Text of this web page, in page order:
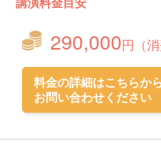
290,000円（
料金の詳細はこちらか
お問い合わせください